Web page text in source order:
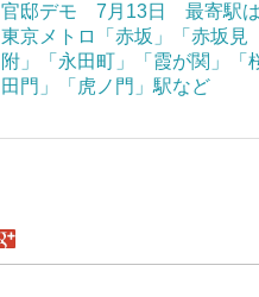
官邸デモ 7月13日 最寄駅
東京メトロ「赤坂」「赤坂見
附」「永田町」「霞が関」「
田門」「虎ノ門」駅など